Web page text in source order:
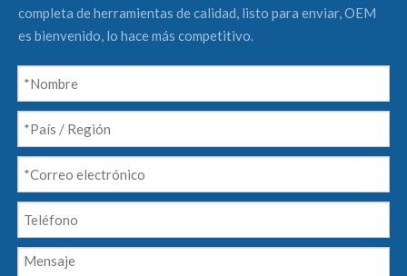
completa de herramientas de calidad, listo para enviar, OEM
es bienvenido, lo hace más competitivo.